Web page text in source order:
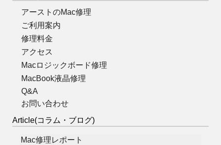
アーストのMac修理
ご利用案内
修理料金
アクセス
Macロジックボード修理
MacBook液晶修理
Q&A
お問い合わせ
Article(コラム・ブログ)
Mac修理レポート